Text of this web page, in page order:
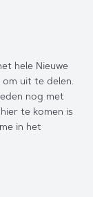
hele Nieuwe
om uit te delen.
nog met
te komen is
in het